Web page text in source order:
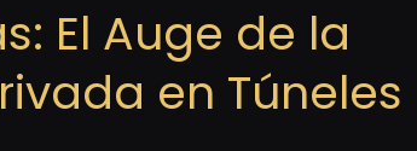
El Auge de la
en Túneles